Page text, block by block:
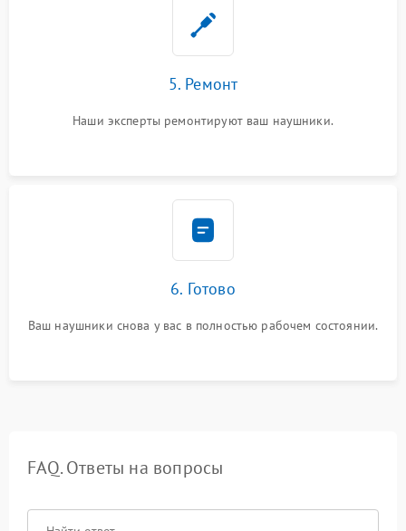
5. Ремонт
Наши эксперты ремонтируют ваш наушники.
6. Готово
Ваш наушники снова у вас в полностью рабочем состоянии.
FAQ. Ответы на вопросы